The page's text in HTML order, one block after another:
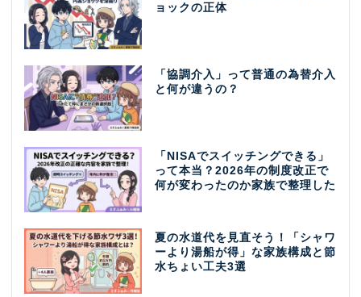
ョックの正体
「協調介入」って普通の為替介入
と何が違うの？
「NISAでスイッチングできる」
って本当？2026年の制度改正で
何が変わったのか家族で整理した
夏の水道代を見直そう！「シャワ
ーより湯船が得」な家族構成と節
水ちょい工夫3選